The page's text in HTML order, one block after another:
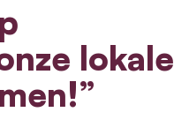
lokale